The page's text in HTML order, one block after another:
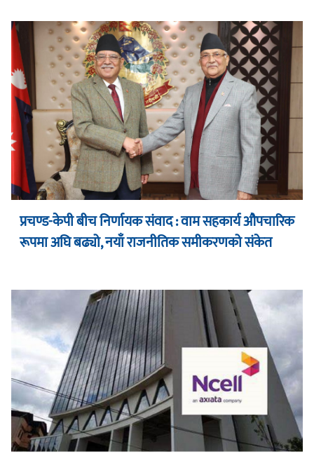
प्रचण्ड-केपी बीच निर्णायक संवाद : वाम सहकार्य औपचारिक
रूपमा अघि बढ्यो, नयाँ राजनीतिक समीकरणको संकेत